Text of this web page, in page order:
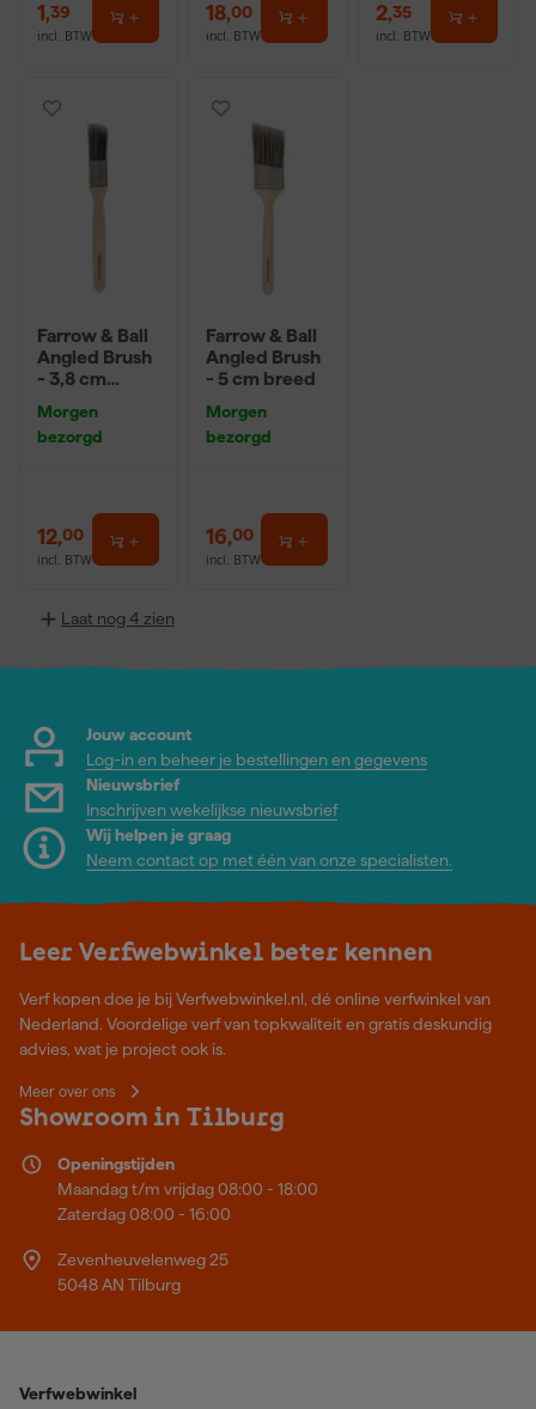
1,39
incl. BTW
18,00
incl. BTW
2,35
incl. BTW
Farrow & Ball
Angled Brush
- 3,8 cm
Morgen
bezorgd
12,00
incl. BTW
Farrow & Ball
Angled Brush
- 5 cm breed
Morgen
bezorgd
16,00
incl. BTW
Laat nog 4 zien
Jouw account
Log-in en beheer je bestellingen en gegevens
Nieuwsbrief
Inschrijven wekelijkse nieuwsbrief
Wij helpen je graag
Neem contact op met één van onze specialisten.
Leer Verfwebwinkel beter kennen
Verf kopen doe je bij Verfwebwinkel.nl, dé online verfwinkel van
Nederland. Voordelige verf van topkwaliteit en gratis deskundig
advies, wat je project ook is.
Meer over ons
Showroom in Tilburg
Openingstijden
Maandag t/m vrijdag 08:00 - 18:00
Zaterdag 08:00 - 16:00
Zevenheuvelenweg 25
5048 AN Tilburg
Verfwebwinkel